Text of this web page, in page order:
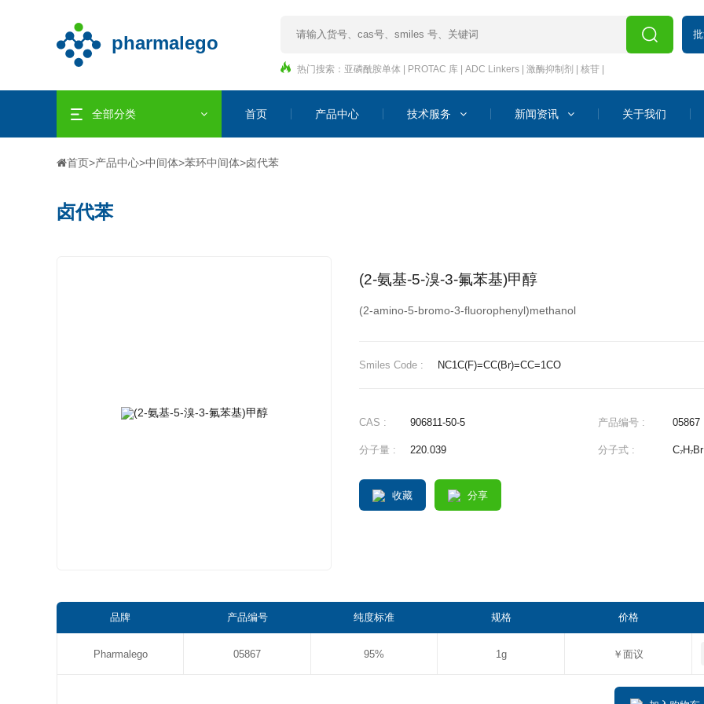
热门搜索： 亚磷酰胺单体 | PROTAC 库 | ADC Linkers | 激酶抑制剂 | 核苷 |
全部分类 首页 产品中心 技术服务 新闻资讯 关于我们
首页>产品中心>中间体>苯环中间体>卤代苯
卤代苯
(2-氨基-5-溴-3-氟苯基)甲醇
(2-amino-5-bromo-3-fluorophenyl)methanol
Smiles Code : NC1C(F)=CC(Br)=CC=1CO
CAS : 906811-50-5 产品编号 : 05867
分子量 : 220.039 分子式 :
收藏 分享
品牌 产品编号 纯度标准 规格 价格
Pharmalego 05867 95% 1g ￥面议